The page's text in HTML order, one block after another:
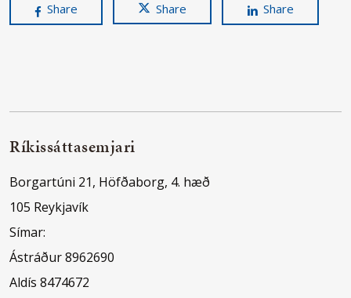
Share Share Share
Ríkissáttasemjari
Borgartúni 21, Höfðaborg, 4. hæð
105 Reykjavík
Símar:
Ástráður 8962690
Aldís 8474672